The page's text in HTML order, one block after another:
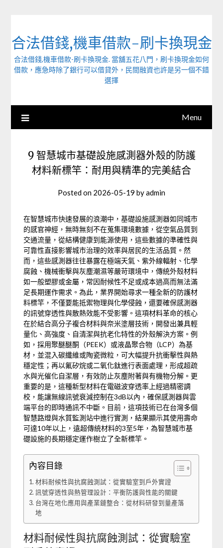
合法借錢,機車借款-刷卡換現金
合法借錢,機車借款-刷卡換現金. 當舖五花八門，刷卡換現金如何
借款，應急時除了銀行可以借貸外，民間融資也許是另一個不錯
選擇
Menu
9 智慧城市基礎設施感測器外殼的防護
材料新標竿：耐用與精準的完美結合
Posted on 2026-05-19 byadmin
在智慧城市快速發展的浪潮中，基礎設施感測器如同城市
的感官神經，無時無刻不在蒐集環境數據，從空氣品質到
交通流量，從結構健康到能源使用，這些數據的準確性與
可靠性直接影響城市治理的效率與居民的生活品質。然
而，這些感測器往往暴露在極端天氣、紫外線輻射、化學
腐蝕、機械衝擊與灰塵潮濕等嚴苛環境中，傳統外殼材料
如一般塑膠或金屬，常因耐候性不足或成本過高而無法滿
足長期運作需求。為此，業界開始尋求一種全新的防護材
料標竿，不僅要能抵禦物理與化學侵蝕，還要確保感測器
的訊號穿透性與散熱效能不受影響。這項材料革命的核心
在於結合高分子複合材料與奈米塗層技術，開發出兼具輕
量化、高強度、自清潔與抗老化特性的外殼解決方案。例
如，採用聚醚醚酮（PEEK）或液晶聚合物（LCP）為基
材，並混入碳纖維或陶瓷微粒，可大幅提升抗衝擊性與熱
穩定性；再以氟矽烷或二氧化鈦進行表面處理，形成超疏
水與光催化自潔層，有效防止灰塵附著與有機物分解。更
重要的是，這種新型材料在電磁波穿透率上經過精密調
校，能讓無線訊號衰減控制在3dB以內，確保感測器與雲
端平台的即時通訊不中斷。目前，這項技術已在台灣多個
智慧路燈與水質監測站中進行實測，結果顯示其使用壽命
可達10年以上，遠超傳統材料的3至5年，為智慧城市基
礎設施的長期穩定運作樹立了全新標竿。
內容目錄
材料耐候性與抗腐蝕測試：從實驗室到戶外實證
訊號穿透性與熱管理設計：平衡防護與性能的關鍵
台灣在地化應用與產業鏈整合：從材料研發到量產落
地
材料耐候性與抗腐蝕測試：從實驗室